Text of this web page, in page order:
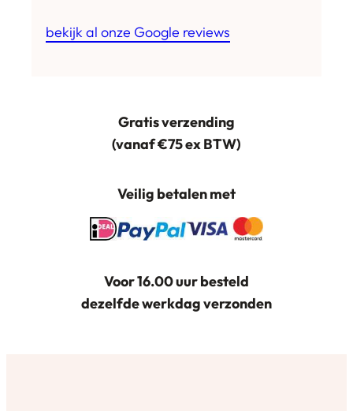
bekijk al onze Google reviews
Gratis verzending
(vanaf €75 ex BTW)
Veilig betalen met
Voor 16.00 uur besteld
dezelfde werkdag verzonden